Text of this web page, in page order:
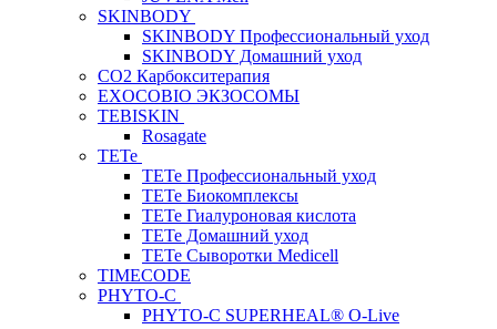
SKINBODY
SKINBODY Профессиональный уход
SKINBODY Домашний уход
CO2 Карбокситерапия
EXOCOBIO ЭКЗОСОМЫ
TEBISKIN
Rosagate
TETe
TETe Профессиональный уход
TETe Биокомплексы
TETe Гиалуроновая кислота
TETe Домашний уход
TETe Сыворотки Medicell
TIMECODE
PHYTO-C
PHYTO-C SUPERHEAL® O-Live